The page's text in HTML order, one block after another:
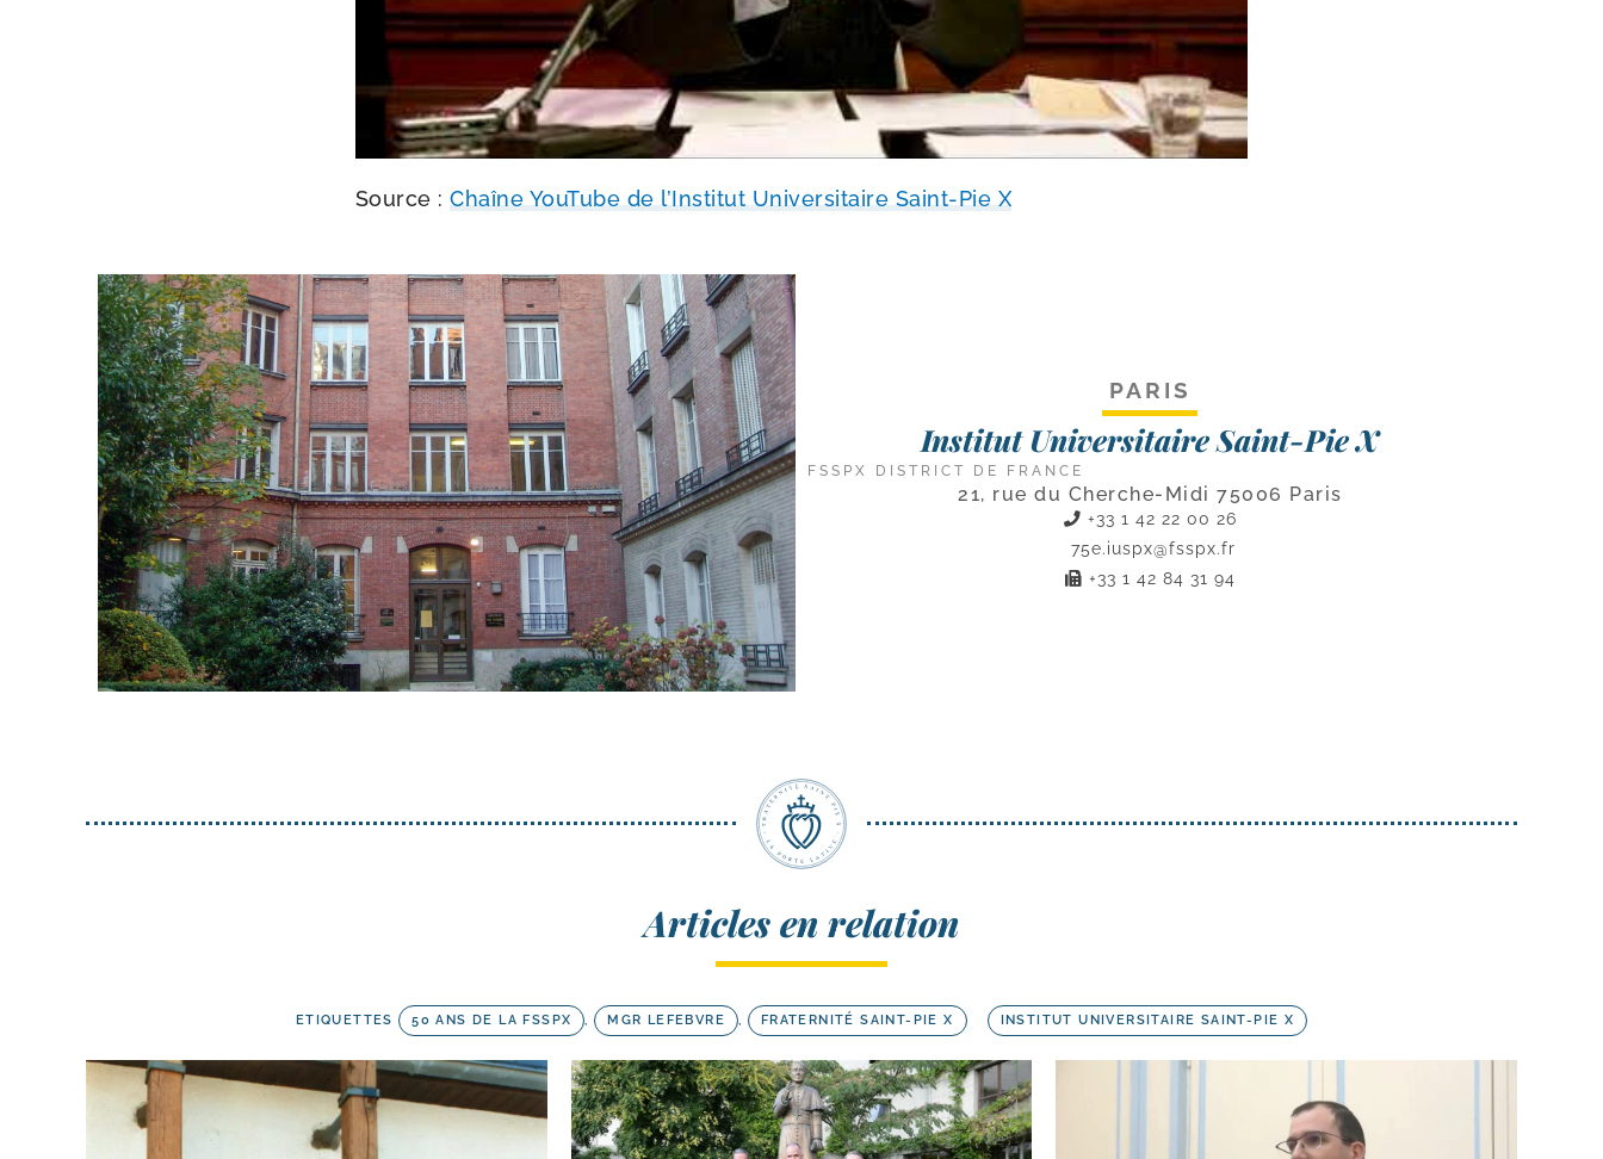
Source :Chaîne YouTube de l’Institut Universitaire Saint-​Pie X
PARIS
Institut Universitaire Saint-Pie X
FSSPX DISTRICT DE FRANCE
21, rue du Cherche-Midi 75006 Paris
+33 1 42 22 00 26
75e.iuspx@fsspx.fr
+33 1 42 84 31 94
Articles en relation
ETIQUETTES 50 ANS DE LA FSSPX , MGR LEFEBVRE FRATERNITÉ SAINT-PIE X INSTITUT UNIVERSITAIRE SAINT-PIE X